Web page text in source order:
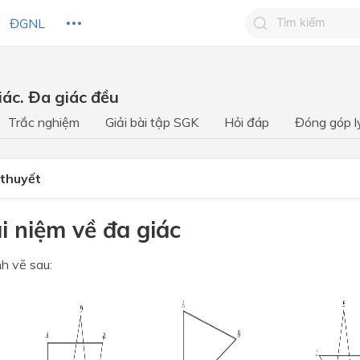
ĐGNL
bạn
CHỦ ĐỀ / CHƯƠNG
Đa giác đều
Trắc nghiệm Giải bài tập SGK Hỏi đáp Đóng góp
niệm về đa giác
vẽ sau: